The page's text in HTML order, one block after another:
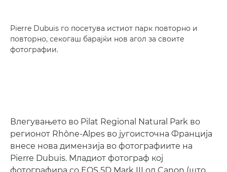
Pierre Dubuis го посетува истиот парк повторно и
повторно, секогаш барајќи нов агол за своите
фотографии.
Влегувањето во Pilat Regional Natural Park во
регионот Rhône-Alpes во југоисточна Франција
внесе нова димензија во фотографиите на
Pierre Dubuis. Младиот фотограф кој